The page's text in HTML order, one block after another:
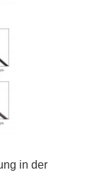
in der